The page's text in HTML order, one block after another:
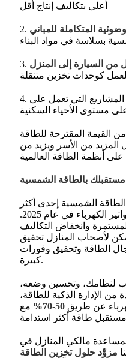
أعلى بتكاليف إنتاج أقل
2.
بسلاسة في مواد البناء
3.
كوحدات تخزين متنقلة
4. المشاريع التي تعمل على
مستوى الأحياء السكنية
القيمة المقترحة للطاقة
المزيد من الأسر ويزيد من
مستقبلك بالطاقة الشمسية
الشمسية إحدى أكثر
الاستراتيجيات فعالية لخفض فواتير الكهرباء في عام 2025.
وانخفاض التكاليف
لأصحاب المنازل تحقيق
الطاقة وتحقيق وفورات
كبيرة.
لنظامك، وتحسين وضعه،
من الإدارة الذكية للطاقة،
عن طريق 50-70%
مع
مالكي المنازل في
مزوِّد حلول تخزين الطاقة